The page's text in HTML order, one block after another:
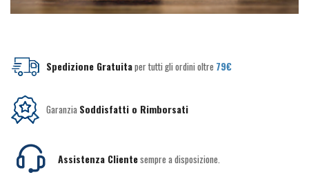
Spedizione Gratuitaper tutti gli ordini oltre 79€
Garanzia Soddisfatti o Rimborsati
Assistenza Clientesempre a disposizione.